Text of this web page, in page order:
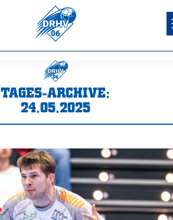
TAGES-ARCHIVE:
24.05.2025